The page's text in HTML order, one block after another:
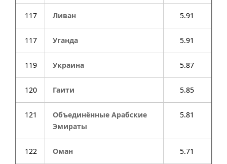
117 Ливан 5.91
117 Уганда 5.91
119 Украина 5.87
120 Гаити 5.85
121
Объединённые Арабские
Эмираты
5.81
122 Оман 5.71